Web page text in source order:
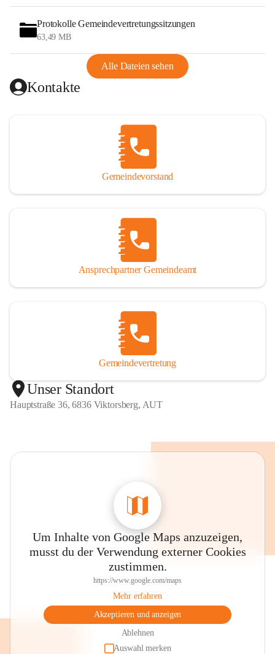
Protokolle Gemeindevertretungssitzungen
63,49 MB
Alle Dateien sehen
Kontakte
Gemeindevorstand
Ansprechpartner Gemeindeamt
Gemeindevertretung
Unser Standort
Hauptstraße 36, 6836 Viktorsberg, AUT
Um Inhalte von Google Maps anzuzeigen,
musst du der Verwendung externer Cookies
zustimmen.
https://www.google.com/maps
Mehr erfahren
Akzeptieren und anzeigen
Ablehnen
Auswahl merken